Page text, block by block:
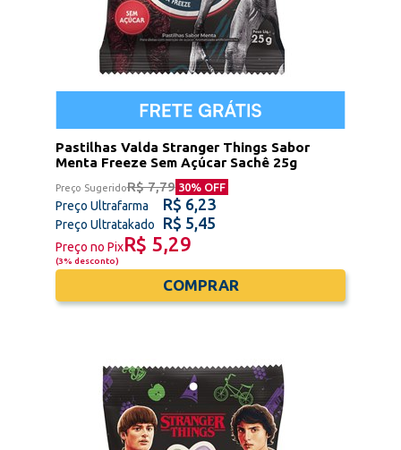
Pastilhas Valda Stranger Things Sabor
Menta Freeze Sem Açúcar Sachê 25g
Preço SugeridoR$ 7,79 30% OFF
Preço Ultrafarma R$ 6,23
Preço Ultratakado R$ 5,45
Preço no PixR$ 5,29
(3% desconto)
COMPRAR